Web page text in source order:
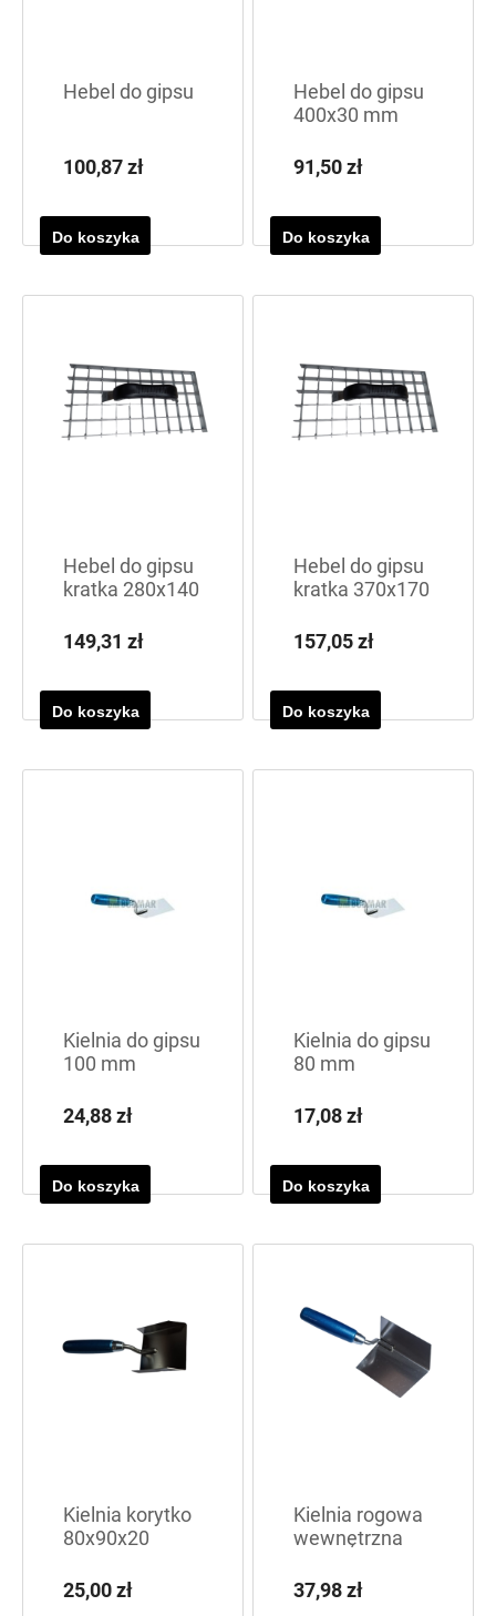
Hebel do gipsu
100,87 zł
Do koszyka
Hebel do gipsu
400x30 mm
91,50 zł
Do koszyka
Hebel do gipsu
kratka 280x140
149,31 zł
Do koszyka
Hebel do gipsu
kratka 370x170
157,05 zł
Do koszyka
Kielnia do gipsu
100 mm
24,88 zł
Do koszyka
Kielnia do gipsu
80 mm
17,08 zł
Do koszyka
Kielnia korytko
80x90x20
25,00 zł
Kielnia rogowa
wewnętrzna
37,98 zł